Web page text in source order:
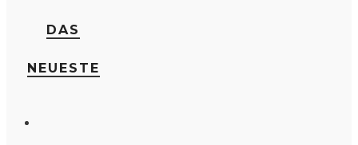
DAS
NEUESTE